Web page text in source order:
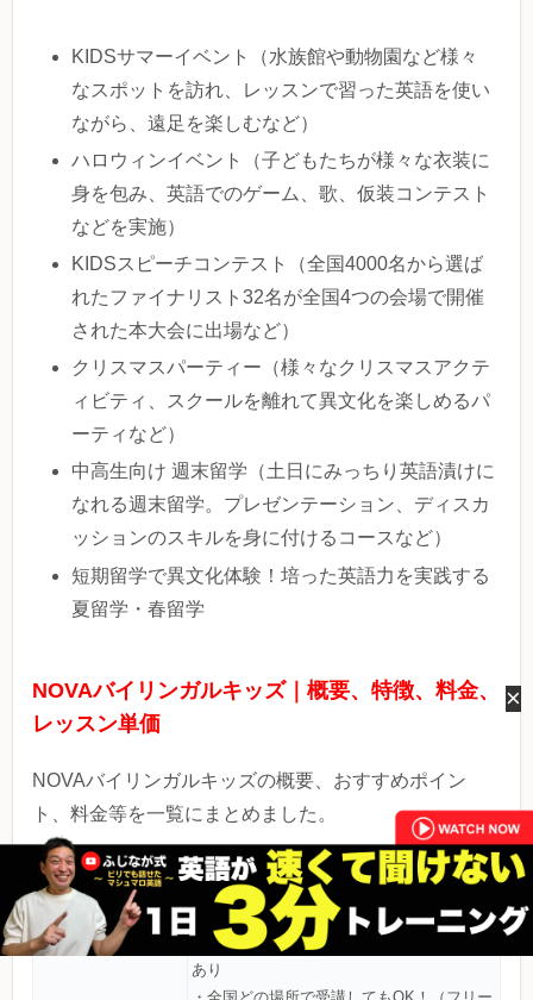
KIDSサマーイベント（水族館や動物園など様々
なスポットを訪れ、レッスンで習った英語を使い
ながら、遠足を楽しむなど）
ハロウィンイベント（子どもたちが様々な衣装に
身を包み、英語でのゲーム、歌、仮装コンテスト
などを実施）
KIDSスピーチコンテスト（全国4000名から選ば
れたファイナリスト32名が全国4つの会場で開催
された本大会に出場など）
クリスマスパーティー（様々なクリスマスアクテ
ィビティ、スクールを離れて異文化を楽しめるパ
ーティなど）
中高生向け 週末留学（土日にみっちり英語漬けに
なれる週末留学。プレゼンテーション、ディスカ
ッションのスキルを身に付けるコースなど）
短期留学で異文化体験！培った英語力を実践する
夏留学・春留学
NOVAバイリンガルキッズ｜概要、特徴、料金、
レッスン単価
NOVAバイリンガルキッズの概要、おすすめポイン
ト、料金等を一覧にまとめました。
・0歳～高校生までそれぞれに対応されたカ
リキュラム
・大手英会話スクールなのに
安くてお得感
あり
×